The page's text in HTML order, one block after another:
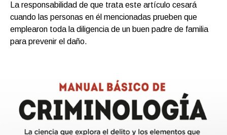
La responsabilidad de que trata este artículo cesará
cuando las personas en él mencionadas prueben que
emplearon toda la diligencia de un buen padre de familia
para prevenir el daño.